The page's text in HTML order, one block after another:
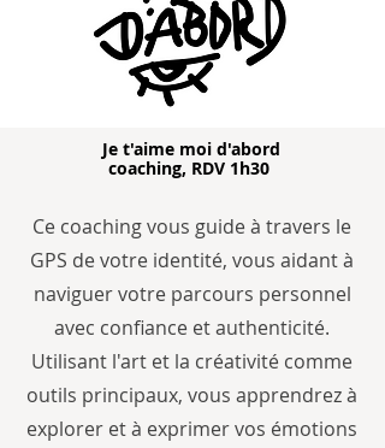
Je t'aime moi d'abord
coaching, RDV 1h30
​Ce coaching vous guide à travers le
GPS de votre identité, vous aidant à
naviguer votre parcours personnel
avec confiance et authenticité.
Utilisant l'art et la créativité comme
outils principaux, vous apprendrez à
explorer et à exprimer vos émotions